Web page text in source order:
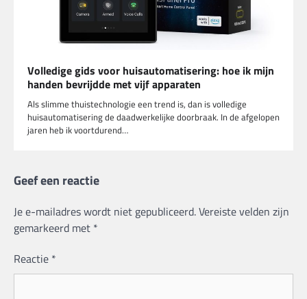
Volledige gids voor huisautomatisering: hoe ik mijn
handen bevrijdde met vijf apparaten
Als slimme thuistechnologie een trend is, dan is volledige
huisautomatisering de daadwerkelijke doorbraak. In de afgelopen
jaren heb ik voortdurend…
Geef een reactie
Je e-mailadres wordt niet gepubliceerd.Vereiste velden zijn
gemarkeerd met *
Reactie *